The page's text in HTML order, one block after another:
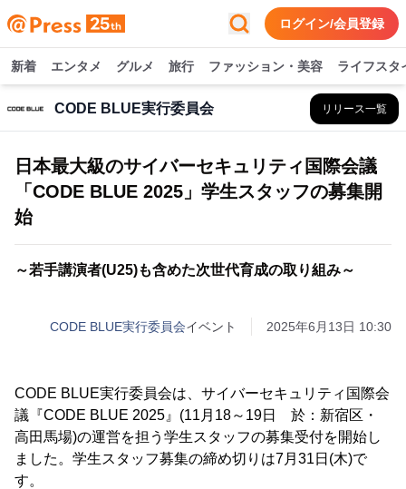
ログイン/会員登録
新着 エンタメ グルメ 旅行 ファッション・美容 ライフスタ
CODE BLUE実行委員会 リリース一覧
日本最大級のサイバーセキュリティ国際会議
「CODE BLUE 2025」学生スタッフの募集開
始
～若手講演者(U25)も含めた次世代育成の取り組み～
CODE BLUE実行委員会イベント 2025年6月13日 10:30
CODE BLUE実行委員会は、サイバーセキュリティ国際会
議『CODE BLUE 2025』(11月18～19日 於：新宿区・
高田馬場)の運営を担う学生スタッフの募集受付を開始し
ました。学生スタッフ募集の締め切りは7月31日(木)で
す。